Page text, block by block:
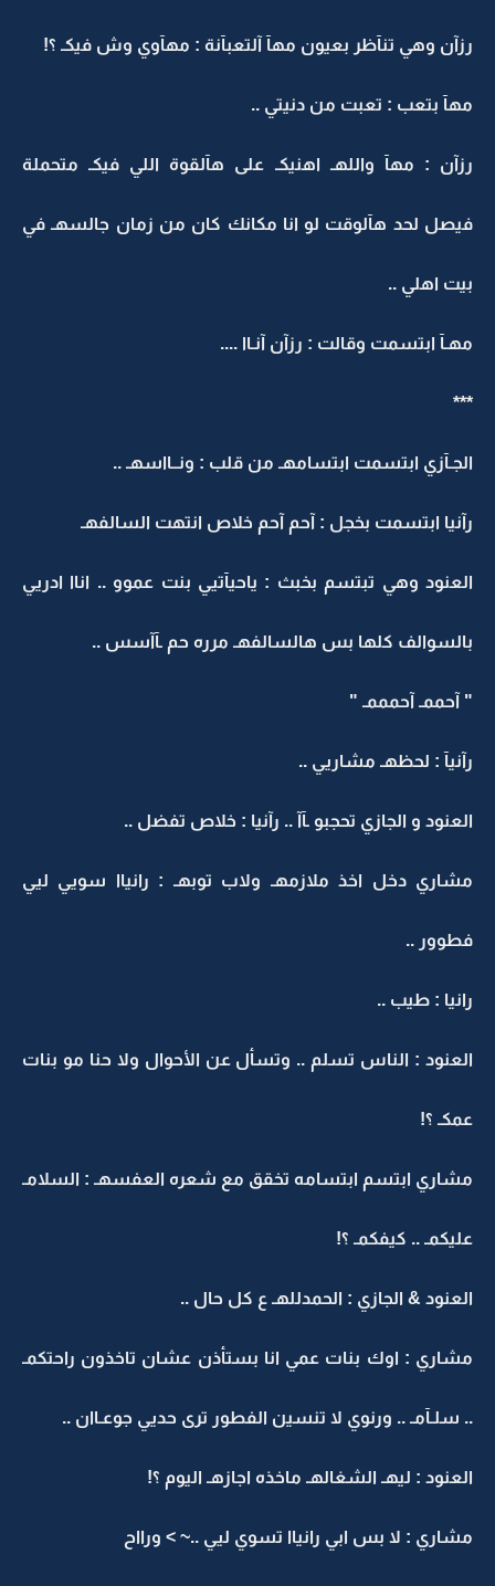
رزآن وهي تنآظر بعيون مهآ آلتعبآنة : مهآوي وش فيكـ ؟!
مهآ بتعب : تعبت من دنيتي ..
رزآن : مهآ واللهـ اهنيكـ على هآلقوة اللي فيكـ متحملة
فيصل لحد هآلوقت لو انا مكانك كان من زمان جالسهـ في
بيت اهلي ..
مهـآ ابتسمت وقالت : رزآن آنـاا ....
***
الجـآزي ابتسمت ابتسامهـ من قلب : ونــااسهـ ..
رآنيا ابتسمت بخجل : آحم آحم خلاص انتهت السالفهـ
العنود وهي تبتسم بخبث : ياحيآتيي بنت عموو .. اناا ادريي
بالسوالف كلها بس هالسالفهـ مرره حم ـآآسس ..
" آحممـ آحمممـ "
رآنيآ : لحظهـ مشاريي ..
العنود و الجازي تحجبو ـآآ .. رآنيا : خلاص تفضل ..
مشاري دخل اخذ ملازمهـ ولاب توبهـ : رانياا سويي ليي
فطوور ..
رانيا : طيب ..
العنود : الناس تسلم .. وتسأل عن الأحوال ولا حنا مو بنات
عمكـ ؟!
مشاري ابتسم ابتسامه تخقق مع شعره العفسهـ : السلامـ
عليكمـ .. كيفكمـ ؟!
العنود & الجازي : الحمدللهـ ع كل حال ..
مشاري : اوك بنات عمي انا بستأذن عشان تاخذون راحتكمـ
.. سلـآمـ .. ورنوي لا تنسين الفطور ترى حديي جوعـاان ..
العنود : ليهـ الشغالهـ ماخذه اجازهـ اليوم ؟!
مشاري : لا بس ابي رانياا تسوي ليي ..~ > ورااح